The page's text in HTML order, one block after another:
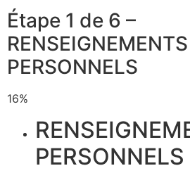
Étape 1 de 6 –
RENSEIGNEMENTS
PERSONNELS
16%
PERSONNELS